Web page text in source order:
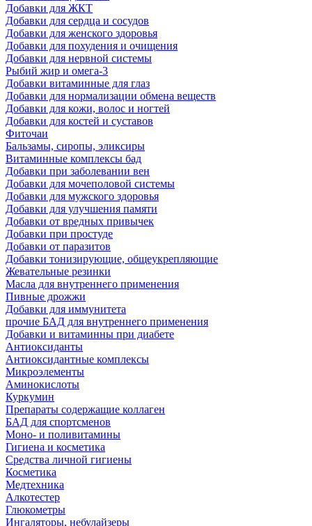
Добавки для ЖКТ
Добавки для сердца и сосудов
Добавки для женского здоровья
Добавки для похудения и очищения
Добавки для нервной системы
Рыбий жир и омега-3
Добавки витаминные для глаз
Добавки для нормализации обмена веществ
Добавки для кожи, волос и ногтей
Добавки для костей и суставов
Фиточаи
Бальзамы, сиропы, эликсиры
Витаминные комплексы бад
Добавки при заболевании вен
Добавки для мочеполовой системы
Добавки для мужского здоровья
Добавки для улучшения памяти
Добавки от вредных привычек
Добавки при простуде
Добавки от паразитов
Добавки тонизирующие, общеукрепляющие
Жевательные резинки
Масла для внутреннего применения
Пивные дрожжи
Добавки для иммунитета
прочие БАД для внутреннего применения
Добавки и витаминны при диабете
Антиоксиданты
Антиоксидантные комплексы
Микроэлементы
Аминокислоты
Куркумин
Препараты содержащие коллаген
БАД для спортсменов
Моно- и поливитамины
Гигиена и косметика
Средства личной гигиены
Косметика
Медтехника
Алкотестер
Глюкометры
Ингаляторы, небулайзеры